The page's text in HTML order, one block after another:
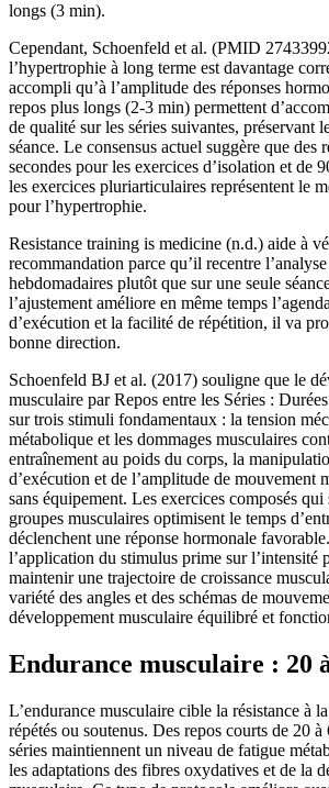
longs (3 min).
Cependant, Schoenfeld et al. (PMID
l’hypertrophie à long terme est davantage
accompli qu’à l’amplitude des réponses
repos plus longs (2-3 min) permettent
de qualité sur les séries suivantes, préservant
séance. Le consensus actuel suggère que des
secondes pour les exercices d’isolation et de
les exercices pluriarticulaires représentent le
pour l’hypertrophie.
Resistance training is medicine (n.d.) aide à
recommandation parce qu’il recentre
hebdomadaires plutôt que sur une seule
l’ajustement améliore en même temps
d’exécution et la facilité de répétition, il va
bonne direction.
Schoenfeld BJ et al. (2017) souligne que le
musculaire par Repos entre les Séries :
sur trois stimuli fondamentaux : la tension
métabolique et les dommages musculaires
entraînement au poids du corps, la
d’exécution et de l’amplitude de mouvement
sans équipement. Les exercices composés
groupes musculaires optimisent le temps
déclenchent une réponse hormonale
l’application du stimulus prime sur l’intensité
maintenir une trajectoire de croissance
variété des angles et des schémas de
développement musculaire équilibré et
Endurance musculaire : 20
L’endurance musculaire cible la résistance à
répétés ou soutenus. Des repos courts de 20 à
séries maintiennent un niveau de fatigue
les adaptations des fibres oxydatives et de la